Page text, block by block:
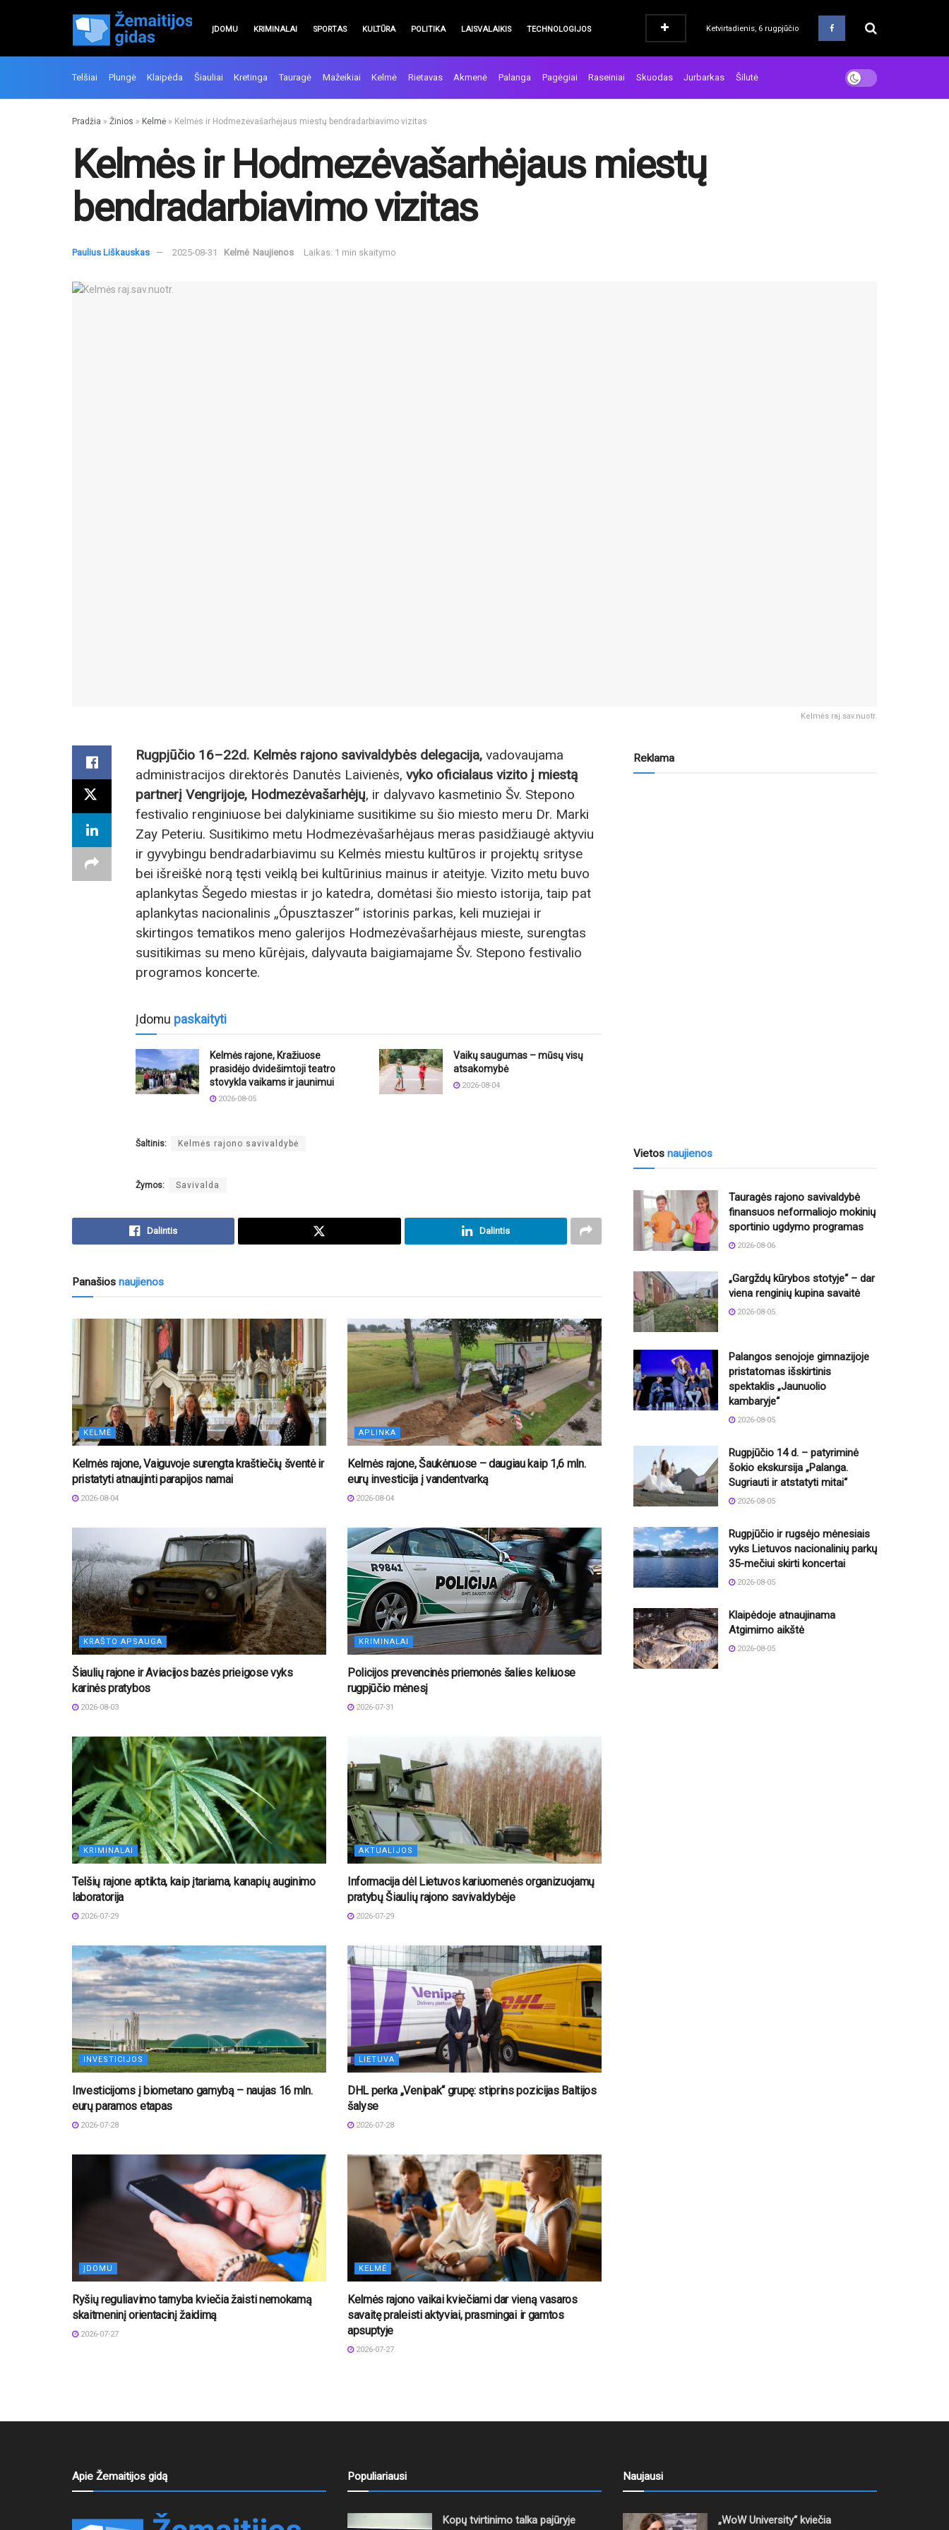
ĮDOMU KRIMINALAI SPORTAS KULTŪRA POLITIKA LAISVALAIKIS TECHNOLOGIJOS Ketvirtadienis, 6 rugpjūčio
Telšiai Plungė Klaipėda Šiauliai Kretinga Tauragė Mažeikiai Kelmė Rietavas Akmenė Palanga Pagėgiai Raseiniai Skuodas Jurbarkas Šilutė
Pradžia » Žinios » Kelmė » Kelmės ir Hodmezėvašarhėjaus miestų bendradarbiavimo vizitas
Kelmės ir Hodmezėvašarhėjaus miestų
bendradarbiavimo vizitas
Paulius Liškauskas 2025-08-31 Kelmė Naujienos Laikas: 1 min skaitymo
Kelmės raj.sav.nuotr.
Rugpjūčio 16–22d. Kelmės rajono savivaldybės delegacija, vadovaujama
administracijos direktorės Danutės Laivienės, vyko oficialaus vizito į miestą
partnerį Vengrijoje, Hodmezėvašarhėjų, ir dalyvavo kasmetinio Šv. Stepono
festivalio renginiuose bei dalykiniame susitikime su šio miesto meru Dr. Marki
Zay Peteriu. Susitikimo metu Hodmezėvašarhėjaus meras pasidžiaugė aktyviu
ir gyvybingu bendradarbiavimu su Kelmės miestu kultūros ir projektų srityse
bei išreiškė norą tęsti veiklą bei kultūrinius mainus ir ateityje. Vizito metu buvo
aplankytas Šegedo miestas ir jo katedra, domėtasi šio miesto istorija, taip pat
aplankytas nacionalinis „Ópusztaszer“ istorinis parkas, keli muziejai ir
skirtingos tematikos meno galerijos Hodmezėvašarhėjaus mieste, surengtas
susitikimas su meno kūrėjais, dalyvauta baigiamajame Šv. Stepono festivalio
programos koncerte.
Įdomu paskaityti
Kelmės rajone, Kražiuose
prasidėjo dvidešimtoji teatro
stovykla vaikams ir jaunimui
2026-08-05
Vaikų saugumas – mūsų visų
atsakomybė
2026-08-04
Šaltinis: Kelmės rajono savivaldybė
Žymos: Savivalda
Dalintis Dalintis
Panašios naujienos
KELMĖ
Kelmės rajone, Vaiguvoje surengta kraštiečių šventė ir
pristatyti atnaujinti parapijos namai
2026-08-04
APLINKA
Kelmės rajone, Šaukėnuose – daugiau kaip 1,6 mln.
eurų investicija į vandentvarką
2026-08-04
KRAŠTO APSAUGA
Šiaulių rajone ir Aviacijos bazės prieigose vyks
karinės pratybos
2026-08-03
KRIMINALAI
Policijos prevencinės priemonės šalies keliuose
rugpjūčio mėnesį
2026-07-31
KRIMINALAI
Telšių rajone aptikta, kaip įtariama, kanapių auginimo
laboratorija
2026-07-29
AKTUALIJOS
Informacija dėl Lietuvos kariuomenės organizuojamų
pratybų Šiaulių rajono savivaldybėje
2026-07-29
INVESTICIJOS
Investicijoms į biometano gamybą – naujas 16 mln.
eurų paramos etapas
2026-07-28
LIETUVA
DHL perka „Venipak“ grupę: stiprins pozicijas Baltijos
šalyse
2026-07-28
ĮDOMU
Ryšių reguliavimo tarnyba kviečia žaisti nemokamą
skaitmeninį orientacinį žaidimą
2026-07-27
KELMĖ
Kelmės rajono vaikai kviečiami dar vieną vasaros
savaitę praleisti aktyviai, prasmingai ir gamtos
apsuptyje
2026-07-27
Reklama
Vietos naujienos
Tauragės rajono savivaldybė
finansuos neformaliojo mokinių
sportinio ugdymo programas
2026-08-06
„Gargždų kūrybos stotyje“ – dar
viena renginių kupina savaitė
2026-08-05
Palangos senojoje gimnazijoje
pristatomas išskirtinis
spektaklis „Jaunuolio
kambaryje“
2026-08-05
Rugpjūčio 14 d. – patyriminė
šokio ekskursija „Palanga.
Sugriauti ir atstatyti mitai“
2026-08-05
Rugpjūčio ir rugsėjo mėnesiais
vyks Lietuvos nacionalinių parkų
35-mečiui skirti koncertai
2026-08-05
Klaipėdoje atnaujinama
Atgimimo aikštė
2026-08-05
Apie Žemaitijos gidą Populiariausi
Kopų tvirtinimo talka pajūryje
Naujausi
„WoW University“ kviečia